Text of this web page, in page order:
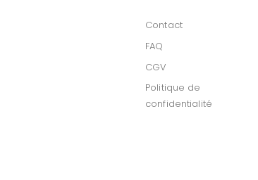
Contact
FAQ
CGV
Politique de
confidentialité